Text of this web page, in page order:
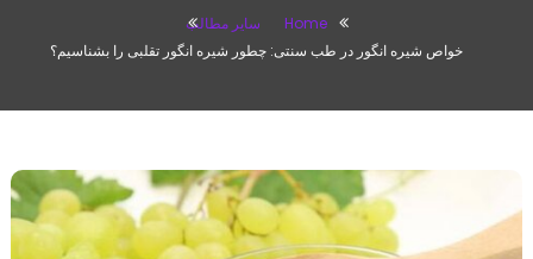
Home
سایر مطالب
خواص شیره انگور در طب سنتی: چطور شیره انگور تقلبی را بشناسیم؟